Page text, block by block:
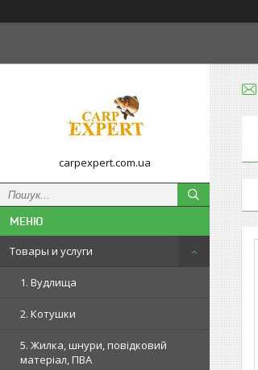
carpexpert.com.ua
Товары и услуги
1. Вудлища
2. Котушки
5. Жилка, шнури, повідковий
матеріал, ПВА